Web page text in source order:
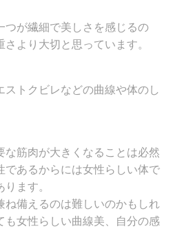
つが繊細で美しさを感じるの
より大切と思っています。
ストクビレなどの曲線や体のし
な筋肉が大きくなることは必然
であるからには女性らしい体で
ます。
ね備えるのは難しいのかもしれ
も女性らしい曲線美、自分の感